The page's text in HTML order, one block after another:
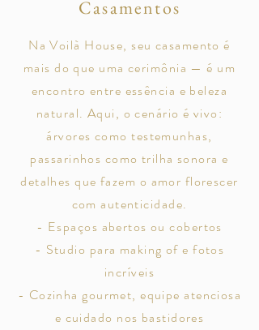
Casamentos
Na Voilà House, seu casamento é
mais do que uma cerimônia — é um
encontro entre essência e beleza
natural. Aqui, o cenário é vivo:
árvores como testemunhas,
passarinhos como trilha sonora e
detalhes que fazem o amor florescer
com autenticidade.
- Espaços abertos ou cobertos
- Studio para making of e fotos
incríveis
- Cozinha gourmet, equipe atenciosa
e cuidado nos bastidores